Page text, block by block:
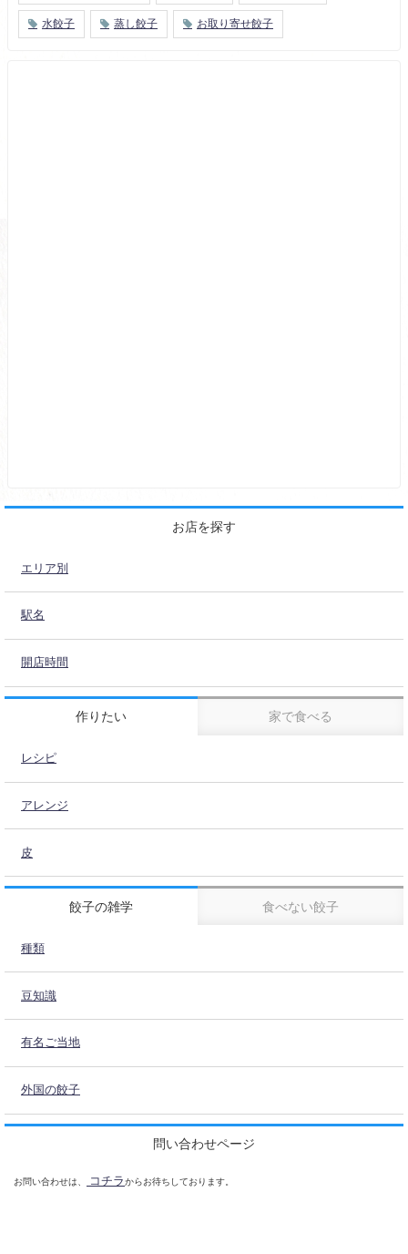
水餃子 蒸し餃子 お取り寄せ餃子
お店を探す
エリア別
駅名
開店時間
作りたい 家で食べる
レシピ
アレンジ
皮
餃子の雑学 食べない餃子
種類
豆知識
有名ご当地
外国の餃子
問い合わせページ
お問い合わせは、 コチラ からお待ちしております。